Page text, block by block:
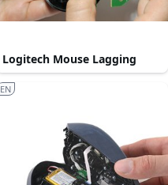
Logitech Mouse Lagging
EN